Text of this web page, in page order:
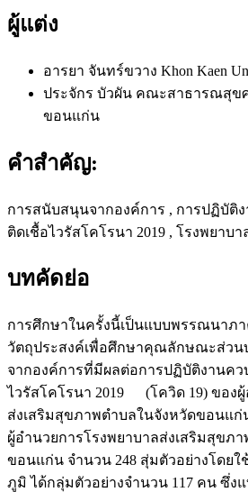
ผู้แต่ง
อารยา จันทร์ขวาง Khon Kaen
ประจักร บัวผัน คณะสาธารณสุข
ขอนแก่น
คำสำคัญ:
การสนับสนุนจากองค์การ , การปฏิบัติ
ติดเชื้อไวรัสโคโรนา 2019 , โรงพยาบ
บทคัดย่อ
การศึกษาในครั้งนี้เป็นแบบพรรณนาภ
วัตถุประสงค์เพื่อศึกษาคุณลักษณะส่ว
จากองค์การที่มีผลต่อการปฏิบัติงานค
ไวรัสโคโรนา 2019 (โควิด 19) ของผู้
ส่งเสริมสุขภาพตำบลในจังหวัดขอนแ
ผู้อำนวยการโรงพยาบาลส่งเสริมสุขภ
ขอนแก่น จำนวน 248 สุ่มตัวอย่างโดย
ภูมิ ได้กลุ่มตัวอย่างจำนวน 117 คน ซึ่ง